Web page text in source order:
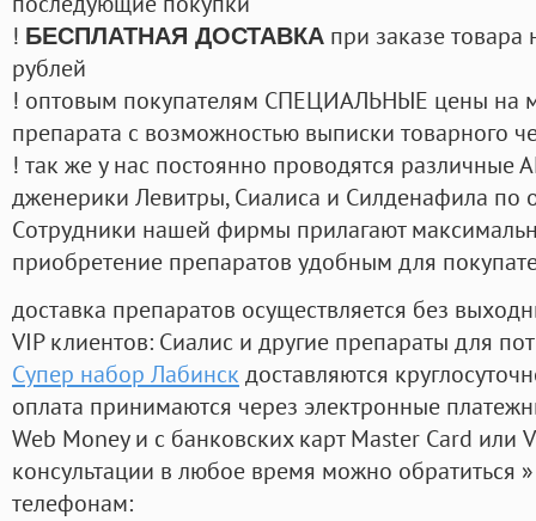
! БЕСПЛАТНАЯ ДОСТАВКА при заказе
рублей
! оптовым покупателям СПЕЦИАЛЬНЫЕ цены на
препарата с возможностью выписки товарного
! так же у нас постоянно проводятся
дженерики Левитры, Сиалиса и Силденафила по
Cотрудники нашей фирмы прилагают
приобретение препаратов удобным для
доставка препаратов осуществляется без
VIP клиентов: Сиалис и другие препараты для
Супер набор Лабинск доставляются
оплата принимаются через электронные
Web Money и с банковских карт Master Card или
консультации в любое время можно обратиться
телефонам: